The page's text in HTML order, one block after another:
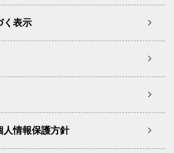
く表示
人情報保護方針